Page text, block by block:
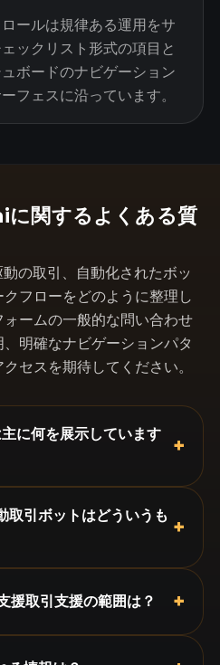
ールは規律ある運用をサ
ックリスト形式の項目と
ボードのナビゲーション
フェスに沿っています。
関するよくある質
の取引、自動化されたボッ
フローをどのように整理し
ームの一般的な問い合わせ
明確なナビゲーションパタ
セスを期待してください。
何を展示しています
+
取引ボットはどういうも +
援取引支援の範囲は？ +